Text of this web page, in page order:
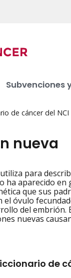
Subvenciones
de cáncer del NCI
nueva
para
ha aparecido
que sus
el óvulo
del embrión.
nuevas
de